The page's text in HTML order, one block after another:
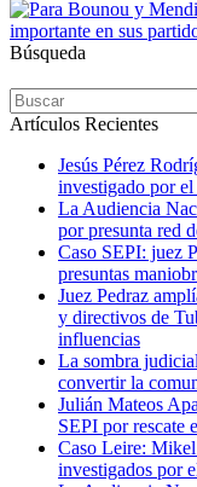
Búsqueda
Artículos Recientes
Jesús Pérez
investigado por
La Audiencia
por presunta red
Caso SEPI: juez
presuntas
Juez Pedraz
y directivos de
influencias
La sombra
convertir la
Julián Mateos
SEPI por rescate
Caso Leire:
investigados por